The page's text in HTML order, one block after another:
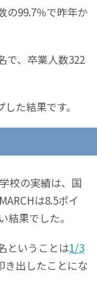
の99.7％で昨年か
で、卒業人数322
た結果です。
校の実績は、国
は8.5ポイ
結果でした。
ということは1/3
き出したことにな